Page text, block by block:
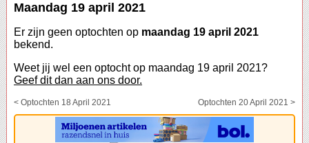
Maandag 19 april 2021
Er zijn geen optochten op maandag 19 april 2021
bekend.
Weet jij wel een optocht op maandag 19 april 2021?
Geef dit dan aan ons door.
< Optochten 18 April 2021 Optochten 20 April 2021 >